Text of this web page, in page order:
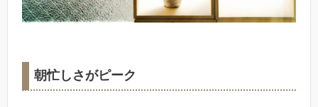
朝忙しさがピーク